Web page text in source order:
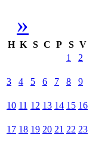
»
H K S C P S V
1
2
3 4 5 6 7 8 9
10 11 12 13 14 15 16
17 18 19 20 21 22 23